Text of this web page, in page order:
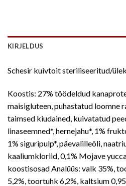
KIRJELDUS
Schesir kuivtoit steriliseeritud/
Koostis: 27% töödeldud
maisigluteen, puhastatud loomne
taimsed kiudained, kuivatatud
linaseemned*, hernejahu*, 1%
1% siguripulp*, päevalilleõli,
kaaliumkloriid, 0,1% Mojave
koostisosad Analüüs: valk 35%,
5,2%, toortuhk 6,2%, kaltsium